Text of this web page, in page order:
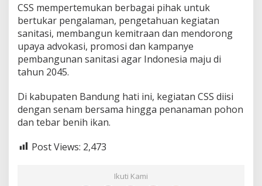
CSS mempertemukan berbagai pihak untuk
bertukar pengalaman, pengetahuan kegiatan
sanitasi, membangun kemitraan dan mendorong
upaya advokasi, promosi dan kampanye
pembangunan sanitasi agar Indonesia maju di
tahun 2045.
Di kabupaten Bandung hati ini, kegiatan CSS diisi
dengan senam bersama hingga penanaman pohon
dan tebar benih ikan.
Post Views: 2,473
Ikuti Kami